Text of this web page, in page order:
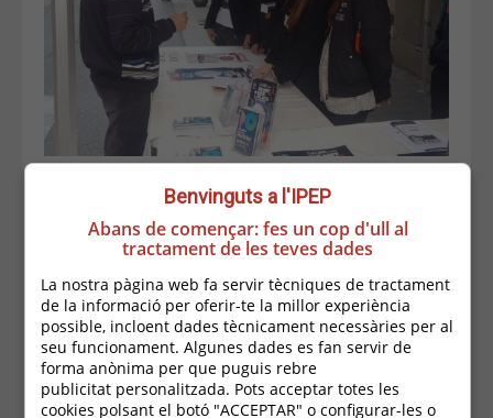
Tens entres 16 i 21 anys?
Obligatòria?
Vols formar-te en una professió?
Aquí tens informació dels programes de formació i
inserció de Palafrugell. El seu objectiu és permetre
a l’alumnat el desenvolupament personal i
l’adquisició de competències que li facilitin tant la
Benvinguts a l'IPEP
Abans de començar: fes un cop d'ull al
tractament de les teves dades
La nostra pàgina web fa servir tècniques de tractament
de la informació per oferir-te la millor experiència
possible, incloent dades tècnicament necessàries per al
seu funcionament. Algunes dades es fan servir de
forma anònima per que puguis rebre
publicitat personalitzada. Pots acceptar totes les
cookies polsant el botó "ACCEPTAR" o configurar-les o